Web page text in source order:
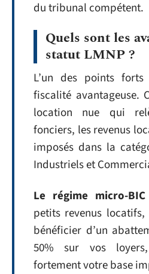
du tribunal compétent.
Quels sont les
statut LMNP ?
L’un des points
fiscalité avantageuse.
location nue qui
fonciers, les revenus
imposés dans la
Industriels et
Le régime micro-
petits revenus
bénéficier d’un
50% sur vos
fortement votre base